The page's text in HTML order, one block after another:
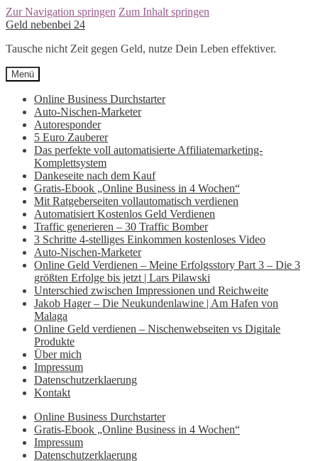
Zur Navigation springen Zum Inhalt springen
Geld nebenbei 24
Tausche nicht Zeit gegen Geld, nutze Dein Leben effektiver.
Menü
Online Business Durchstarter
Auto-Nischen-Marketer
Autoresponder
5 Euro Zauberer
Das perfekte voll automatisierte Affiliatemarketing-
Komplettsystem
Dankeseite nach dem Kauf
Gratis-Ebook „Online Business in 4 Wochen“
Mit Ratgeberseiten vollautomatisch verdienen
Automatisiert Kostenlos Geld Verdienen
Traffic generieren – 30 Traffic Bomber
3 Schritte 4-stelliges Einkommen kostenloses Video
Auto-Nischen-Marketer
Online Geld Verdienen – Meine Erfolgsstory Part 3 – Die 3
größten Erfolge bis jetzt | Lars Pilawski
Unterschied zwischen Impressionen und Reichweite
Jakob Hager – Die Neukundenlawine | Am Hafen von
Malaga
Online Geld verdienen – Nischenwebseiten vs Digitale
Produkte
Über mich
Impressum
Datenschutzerklaerung
Kontakt
Online Business Durchstarter
Gratis-Ebook „Online Business in 4 Wochen“
Impressum
Datenschutzerklaerung